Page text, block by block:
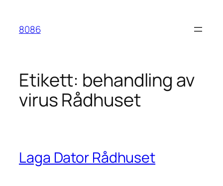
innehåll
8086
Etikett: behandling av
virus Rådhuset
Laga Dator Rådhuset